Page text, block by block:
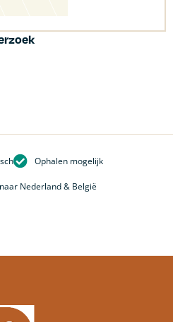
Ophalen mogelijk
Nederland & België